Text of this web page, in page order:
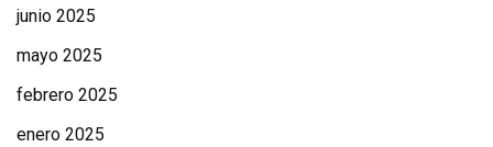
junio 2025
mayo 2025
febrero 2025
enero 2025